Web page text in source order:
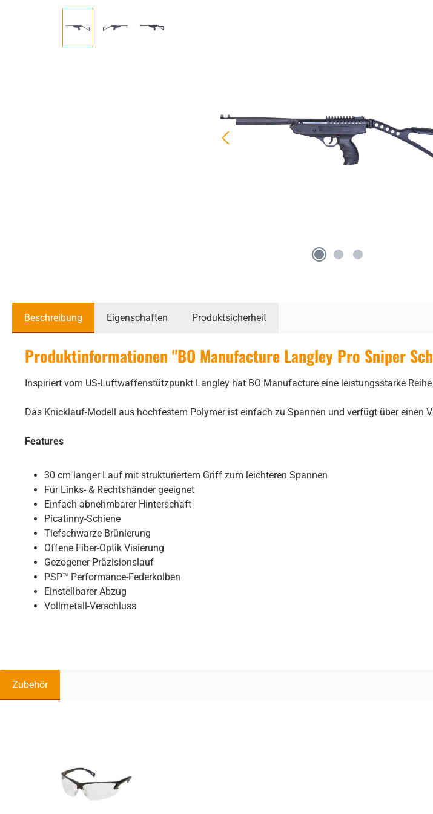
Beschreibung Eigenschaften Produktsicherheit
Produktinformationen "BO Manufacture Langley Pro Sniper
Inspiriert vom US-Luftwaffenstützpunkt Langley hat BO Manufacture eine leistungsstarke
Das Knicklauf-Modell aus hochfestem Polymer ist einfach zu Spannen und verfügt über einen
Features
30 cm langer Lauf mit strukturiertem Griff zum leichteren Spannen
Für Links- & Rechtshänder geeignet
Einfach abnehmbarer Hinterschaft
Picatinny-Schiene
Tiefschwarze Brünierung
Offene Fiber-Optik Visierung
Gezogener Präzisionslauf
PSP™ Performance-Federkolben
Einstellbarer Abzug
Vollmetall-Verschluss
Zubehör